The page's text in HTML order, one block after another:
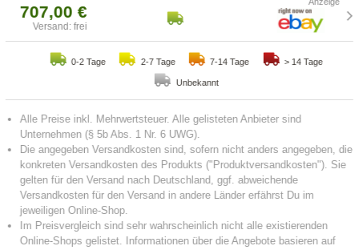
707,00 €
Versand: frei
0-2 Tage 2-7 Tage 7-14 Tage > 14 Tage
Unbekannt